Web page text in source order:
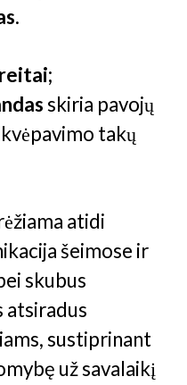
.
skiria pavojų
takų
atidi
šeimose ir
skubus
atsiradus
sustiprinant
už savalaikį